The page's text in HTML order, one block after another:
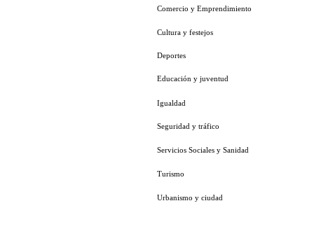
Comercio y Emprendimiento
Cultura y festejos
Deportes
Educación y juventud
Igualdad
Seguridad y tráfico
Servicios Sociales y Sanidad
Turismo
Urbanismo y ciudad